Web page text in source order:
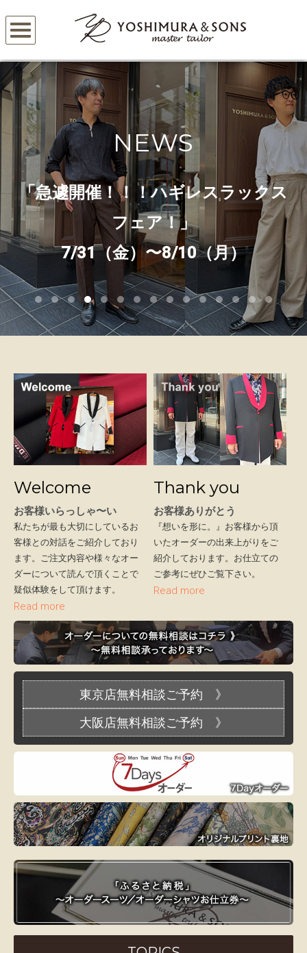
NEWS
「急遽開催！！！ハギレスラックス
フェア！」
7/31（金）〜8/10（月）
Welcome
お客様いらっしゃ〜い
私たちが最も大切にしているお
客様との対話をご紹介しており
ます。ご注文内容や様々なオー
ダーについて読んで頂くことで
疑似体験をして頂けます。
Read more
Thank you
お客様ありがとう
『想いを形に。』お客様から頂
いたオーダーの出来上がりをご
紹介しております。お仕立ての
ご参考にぜひご覧下さい。
Read more
東京店無料相談ご予約 》
大阪店無料相談ご予約 》